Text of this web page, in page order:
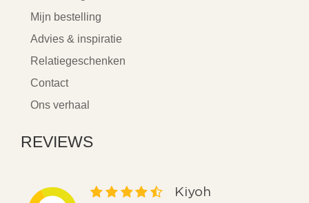
Mijn bestelling
Advies & inspiratie
Relatiegeschenken
Contact
Ons verhaal
REVIEWS